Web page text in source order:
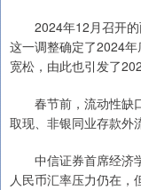
2024年12月召开的
这一调整确定了2024
宽松，由此也引发了
春节前，流动性缺口
取现、非银同业存款外
中信证券首席经济学
人民币汇率压力仍在，